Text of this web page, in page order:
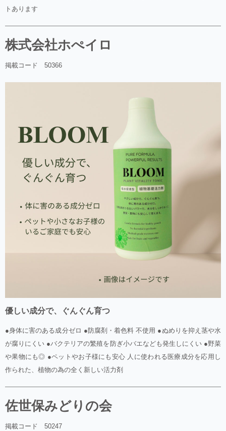
トあります
株式会社ホぺイロ
掲載コード 50366
優しい成分で、ぐんぐん育つ
●身体に害のある成分ゼロ ●防腐剤・着色料 不使用 ●ぬめりを抑え茎や水
が腐りにくい ●バクテリアの繁殖を防ぎ小バエなども発生しにくい ●野菜
や果物にも◎ ●ペットやお子様にも安心 人に使われる医療成分を応用し
作られた、植物の為の全く新しい活力剤
佐世保みどりの会
掲載コード 50247